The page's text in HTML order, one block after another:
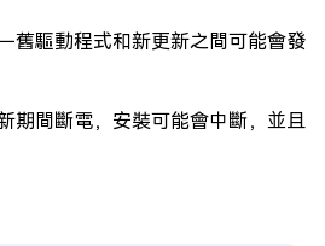
舊驅動程式和新更新之間可能會發
期間斷電，安裝可能會中斷，並且